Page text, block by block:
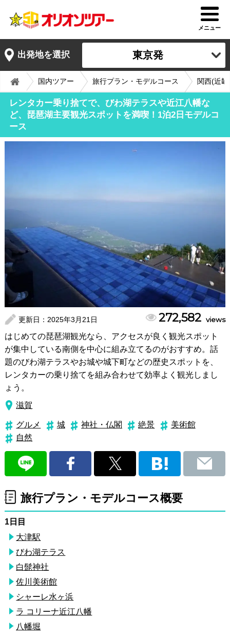
メニュー
出発地を選択 東京発
国内ツアー 旅行プラン・モデルコース 関西(近畿
レンタカー乗り捨てで、びわ湖テラスや近江八幡な
ど、琵琶湖主要観光スポットを満喫！1泊2日モデルコ
ース
更新日： 2025年3月21日 272,582 views
はじめての琵琶湖観光なら、アクセスが良く観光スポット
が集中している南側を中心に組み立てるのがおすすめ。話
題のびわ湖テラスやお城や城下町などの歴史スポットを、
レンタカーの乗り捨てを組み合わせて効率よく観光しまし
ょう。
滋賀
グルメ 城 神社・仏閣 絶景
美術館
自然
旅行プラン・モデルコース概要
1日目
大津駅
びわ湖テラス
白髭神社
佐川美術館
シャーレ水ヶ浜
ラ コリーナ近江八幡
八幡堀